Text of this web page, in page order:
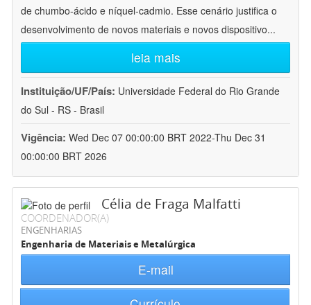
de chumbo-ácido e níquel-cadmio. Esse cenário justifica o
desenvolvimento de novos materiais e novos dispositivo...
leia mais
Instituição/UF/País: Universidade Federal do Rio Grande
do Sul - RS - Brasil
Vigência: Wed Dec 07 00:00:00 BRT 2022-Thu Dec 31
00:00:00 BRT 2026
Célia de Fraga Malfatti
COORDENADOR(A)
ENGENHARIAS
Engenharia de Materiais e Metalúrgica
E-mail